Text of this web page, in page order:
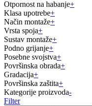
Otpornost na habanje+
Klasa upotrebe+
Način montaže+
Vrsta spoja+
Sustav montaže+
Podno grijanje+
Posebne svojstva+
Površinska obrada+
Gradacija+
Površinska zaštita+
Kategorije proizvoda-
Filter